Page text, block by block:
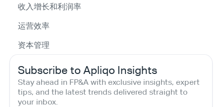
收入增长和利润率
运营效率
资本管理
Subscribe to Apliqo Insights
Stay ahead in FP&A with exclusive insights, expert
tips, and the latest trends delivered straight to
your inbox.